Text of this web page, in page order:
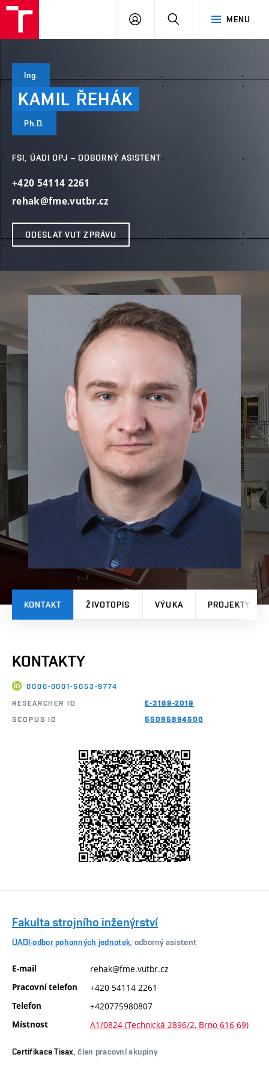
MENU
PŘIHLÁSIT
Ing.
KAMIL ŘEHÁK
Ph.D.
FSI, ÚADI OPJ – ODBORNÝ ASISTENT
+420 54114 2261
rehak@fme.vutbr.cz
ODESLAT VUT ZPRÁVU
KONTAKT ŽIVOTOPIS VÝUKA PROJEKTY
KONTAKTY
0000-0001-5053-9774
RESEARCHER ID
E-3189-2019
SCOPUS ID
55095894500
Fakulta strojního inženýrství
ÚADI-odbor pohonných jednotek , odborný asistent
E-mail rehak@fme.vutbr.cz
Pracovní telefon +420 54114 2261
Telefon +420775980807
Místnost A1/0824 (Technická 2896/2, Brno 616 69)
Certifikace Tisax , člen pracovní skupiny